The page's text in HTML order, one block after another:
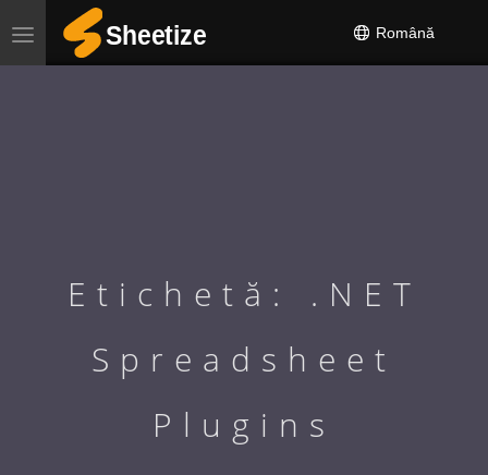
Toggle
navigation
Română
Etichetă: .NET
Spreadsheet
Plugins